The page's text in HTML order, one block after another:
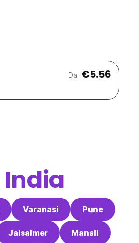
Da €5.56
India
Varanasi Pune
Jaisalmer Manali